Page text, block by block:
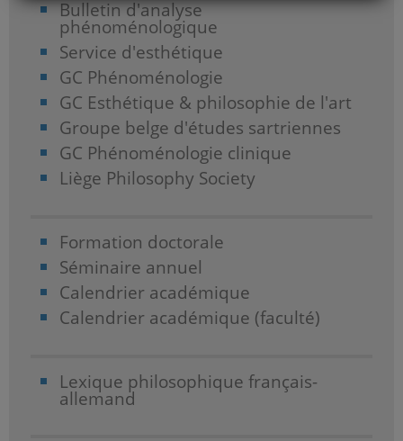
Bulletin d'analyse
phénoménologique
Service d'esthétique
GC Phénoménologie
GC Esthétique & philosophie de l'art
Groupe belge d'études sartriennes
GC Phénoménologie clinique
Liège Philosophy Society
Formation doctorale
Séminaire annuel
Calendrier académique
Calendrier académique (faculté)
Lexique philosophique français-
allemand